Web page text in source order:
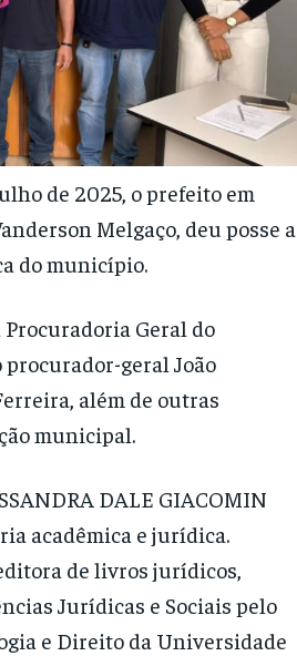
de 2025, o prefeito em
Melgaço, deu posse a
do município.
Geral do
geral João
além de outras
municipal.
DALE GIACOMIN
acadêmica e jurídica.
de livros jurídicos,
Jurídicas e Sociais pelo
e Direito da Universidade